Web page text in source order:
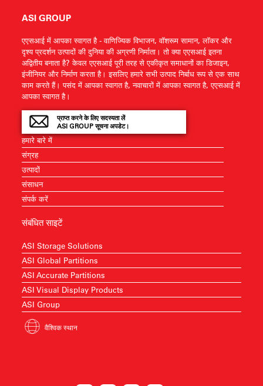
ASI GROUP
एएसआई में आपका स्वागत है - वाणिज्यिक विभाजन, वॉशरूम सामान, लॉकर और
दृश्य प्रदर्शन उत्पादों की दुनिया की अग्रणी निर्माता। तो क्या एएसआई इतना
अद्वितीय बनाता है? केवल एएसआई पूरी तरह से एकीकृत समाधानों का डिजाइन,
इंजीनियर और निर्माण करता है। इसलिए हमारे सभी उत्पाद निर्बाध रूप से एक साथ
काम करते हैं। पसंद में आपका स्वागत है, नवाचारों में आपका स्वागत है, एएसआई में
आपका स्वागत है।
प्राप्त करने के लिए सदस्यता लें
ASI GROUP सूचना अपडेट।
हमारे बारे में
संग्रह
उत्पादों
संसाधन
संपर्क करें
संबंधित साइटें
ASI Storage Solutions
ASI Global Partitions
ASI Accurate Partitions
ASI Visual Display Products
ASI Group
वैश्विक स्थान